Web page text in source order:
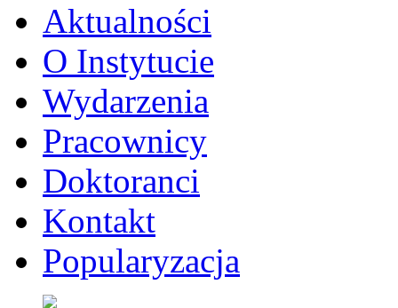
Aktualności
O Instytucie
Wydarzenia
Pracownicy
Doktoranci
Kontakt
Popularyzacja